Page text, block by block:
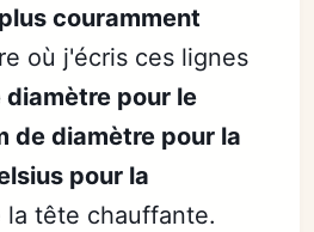
couramment
où j'écris ces lignes
diamètre pour le
de diamètre pour la
pour la
la tête chauffante.